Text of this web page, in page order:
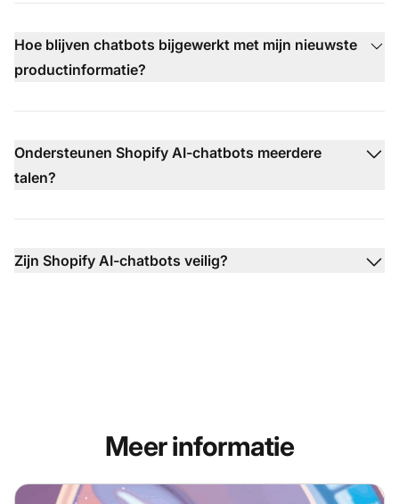
Hoe blijven chatbots bijgewerkt met mijn nieuwste
productinformatie?
Ondersteunen Shopify AI-chatbots meerdere
talen?
Zijn Shopify AI-chatbots veilig?
Meer informatie
LiveAgent + Shopify: AI-chatbot die werkbelasting